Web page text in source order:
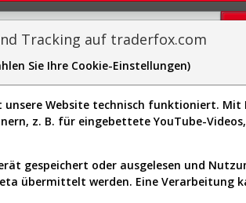
Easy-Scan Visualizations
Kurs & Analyse
Tracking auf traderfox.com
Sie Ihre Cookie-Einstellungen)
unsere Website technisch funktioniert. Mit
z. B. für eingebettete YouTube-
gespeichert oder ausgelesen und
übermittelt werden. Eine Verarbeitung